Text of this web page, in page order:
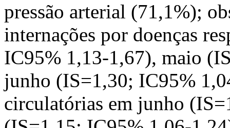
pressão arterial (71,1%);
internações por doenças
IC95% 1,13-1,67), maio
junho (IS=1,30; IC95%
circulatórias em junho